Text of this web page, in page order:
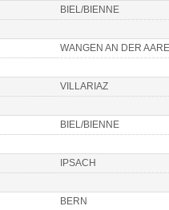
BIEL/BIENNE
WANGEN AN DER AARE
VILLARIAZ
BIEL/BIENNE
IPSACH
BERN